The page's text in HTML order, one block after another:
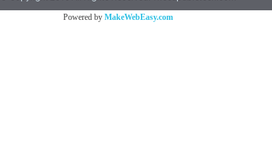
Powered by MakeWebEasy.com